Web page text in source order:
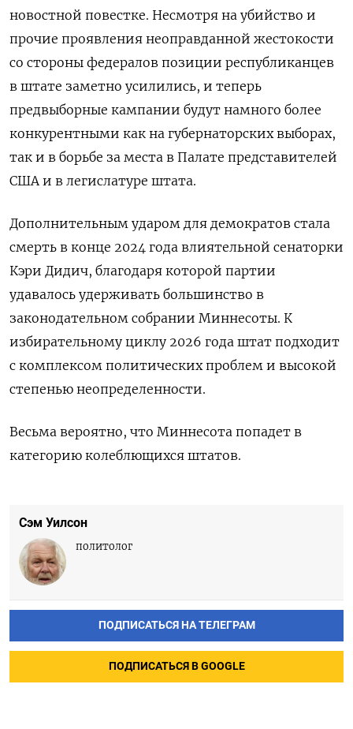
новостной повестке. Несмотря на убийство и
прочие проявления неоправданной жестокости
со стороны федералов позиции республиканцев
в штате заметно усилились, и теперь
предвыборные кампании будут намного более
конкурентными как на губернаторских выборах,
так и в борьбе за места в Палате представителей
США и в легислатуре штата.
Дополнительным ударом для демократов стала
смерть в конце 2024 года влиятельной сенаторки
Кэри Дидич, благодаря которой партии
удавалось удерживать большинство в
законодательном собрании Миннесоты. К
избирательному циклу 2026 года штат подходит
с комплексом политических проблем и высокой
степенью неопределенности.
Весьма вероятно, что Миннесота попадет в
категорию колеблющихся штатов.
Сэм Уилсон
политолог
ПОДПИСАТЬСЯ НА ТЕЛЕГРАМ
ПОДПИСАТЬСЯ В GOOGLE